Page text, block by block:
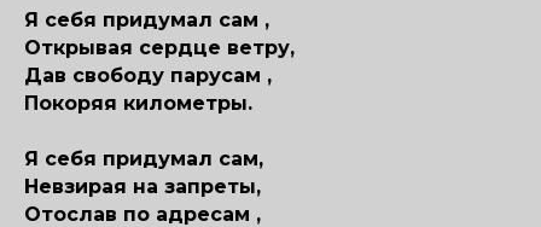
Я себя придумал сам ,
Открывая сердце ветру,
Дав свободу парусам ,
Покоряя километры.
Я себя придумал сам,
Невзирая на запреты,
Отослав по адресам ,